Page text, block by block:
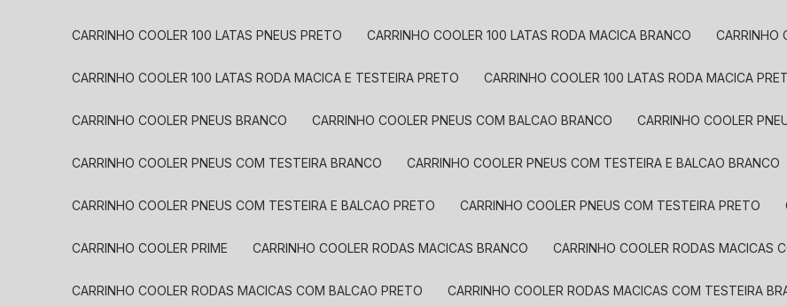
CARRINHO COOLER 100 LATAS PNEUS PRETO CARRINHO COOLER 100 LATAS RODA MACICA BRANCO
CARRINHO COOLER 100 LATAS RODA MACICA E TESTEIRA PRETO CARRINHO COOLER 100 LATAS RODA MACICA
CARRINHO COOLER PNEUS BRANCO CARRINHO COOLER PNEUS COM BALCAO BRANCO CARRINHO COOLER
CARRINHO COOLER PNEUS COM TESTEIRA BRANCO CARRINHO COOLER PNEUS COM TESTEIRA E BALCAO BRANCO
CARRINHO COOLER PNEUS COM TESTEIRA E BALCAO PRETO CARRINHO COOLER PNEUS COM TESTEIRA PRETO
CARRINHO COOLER PRIME CARRINHO COOLER RODAS MACICAS BRANCO CARRINHO COOLER RODAS MACICAS
CARRINHO COOLER RODAS MACICAS COM BALCAO PRETO CARRINHO COOLER RODAS MACICAS COM TESTEIRA